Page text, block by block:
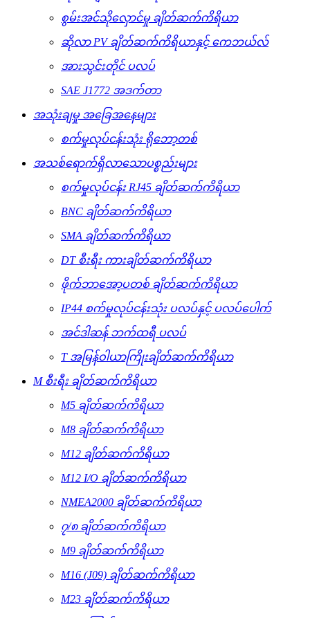
စွမ်းအင်သိုလှောင်မှု ချိတ်ဆက်ကိရိယာ
ဆိုလာ PV ချိတ်ဆက်ကိရိယာနှင့် ကေဘယ်လ်
အားသွင်းတိုင် ပလပ်
SAE J1772 အဒက်တာ
အသုံးချမှု အခြေအနေများ
စက်မှုလုပ်ငန်းသုံး ရိုဘော့တစ်
အသစ်ရောက်ရှိလာသောပစ္စည်းများ
စက်မှုလုပ်ငန်း RJ45 ချိတ်ဆက်ကိရိယာ
BNC ချိတ်ဆက်ကိရိယာ
SMA ချိတ်ဆက်ကိရိယာ
DT စီးရီး ကားချိတ်ဆက်ကိရိယာ
ဖိုက်ဘာအော့ပတစ် ချိတ်ဆက်ကိရိယာ
IP44 စက်မှုလုပ်ငန်းသုံး ပလပ်နှင့် ပလပ်ပေါက်
အင်ဒါဆန် ဘက်ထရီ ပလပ်
T အမြန်ဝါယာကြိုးချိတ်ဆက်ကိရိယာ
M စီးရီး ချိတ်ဆက်ကိရိယာ
M5 ချိတ်ဆက်ကိရိယာ
M8 ချိတ်ဆက်ကိရိယာ
M12 ချိတ်ဆက်ကိရိယာ
M12 I/O ချိတ်ဆက်ကိရိယာ
NMEA2000 ချိတ်ဆက်ကိရိယာ
၇/၈ ချိတ်ဆက်ကိရိယာ
M9 ချိတ်ဆက်ကိရိယာ
M16 (J09) ချိတ်ဆက်ကိရိယာ
M23 ချိတ်ဆက်ကိရိယာ